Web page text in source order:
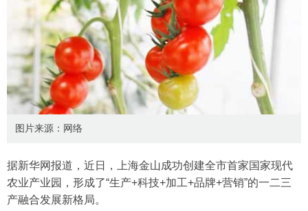
图片来源：网络
据新华网报道，近日，上海金山成功创建全市首家国家现代
农业产业园，形成了“生产+科技+加工+品牌+营销”的一二三
产融合发展新格局。